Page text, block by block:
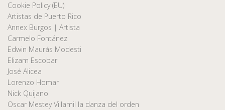
Cookie Policy (EU)
Artistas de Puerto Rico
Annex Burgos | Artista
Carmelo Fontánez
Edwin Maurás Modesti
Elizam Escobar
José Alicea
Lorenzo Homar
Nick Quijano
Oscar Mestey Villamil la danza del orden